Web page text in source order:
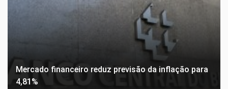
Mercado financeiro reduz previsão da inflação para
4,81%